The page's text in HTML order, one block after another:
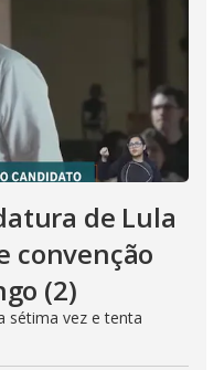
de Lula
convenção
(2)
sétima vez e tenta